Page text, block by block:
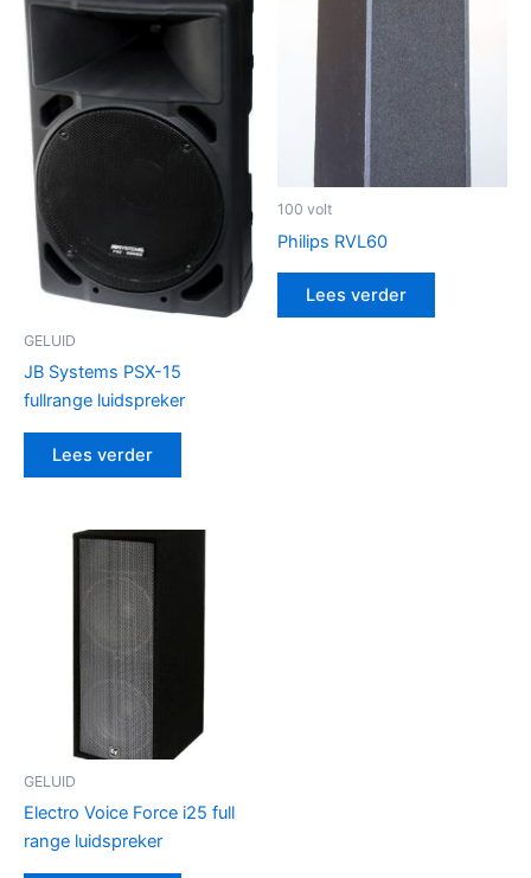
GELUID
JB Systems PSX-15
fullrange luidspreker
Lees verder
100 volt
Philips RVL60
Lees verder
GELUID
Electro Voice Force i25 full
range luidspreker